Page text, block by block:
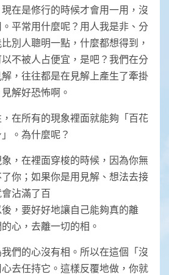
在是修行的時候才會用一用，沒
平常用什麼呢？用人我是非、分
別人聰明一點，什麼都想得到，
不被人占便宜，是吧？我們在分
，往往都是在見解上產生了牽掛
解好恐怖啊。
在所有的現象裡面就能夠「百花
。為什麼呢？
，在裡面穿梭的時候，因為你無
你；如果你是用見解、想法去接
沾滿了百
，要好好地讓自己能夠真的離
心，去離一切的相。
們的心沒有相。所以在這個「沒
去任持它。這樣反覆地做，你就